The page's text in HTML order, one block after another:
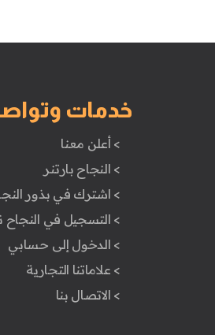
خدمات
> أعلن معنا
> النجاح بارتنر
> اشترك في بذور
> التسجيل في النجاح
> الدخول إلى حسابي
> علاماتنا التجارية
> الاتصال بنا